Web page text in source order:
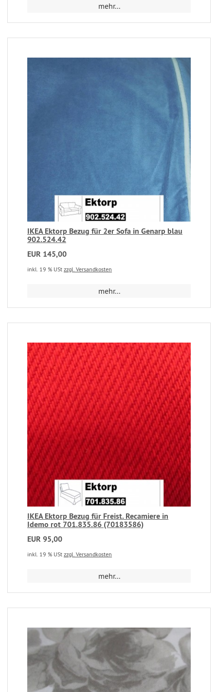
mehr...
IKEA Ektorp Bezug für 2er Sofa in Genarp blau
902.524.42
EUR 145,00
inkl. 19 % USt zzgl. Versandkosten
mehr...
IKEA Ektorp Bezug für Freist. Recamiere in
Idemo rot 701.835.86 (70183586)
EUR 95,00
inkl. 19 % USt zzgl. Versandkosten
mehr...